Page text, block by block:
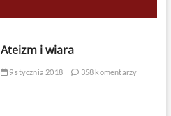
Ateizm i wiara
9 stycznia 2018 358 komentarzy